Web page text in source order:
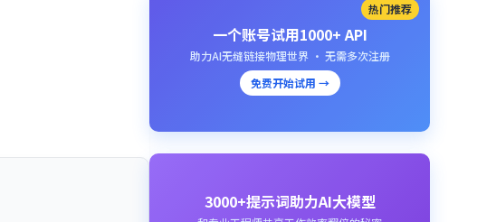
热门推荐
一个账号试用1000+ API
助力AI无缝链接物理世界 · 无需多次注册
免费开始试用 →
3000+提示词助力AI大模型